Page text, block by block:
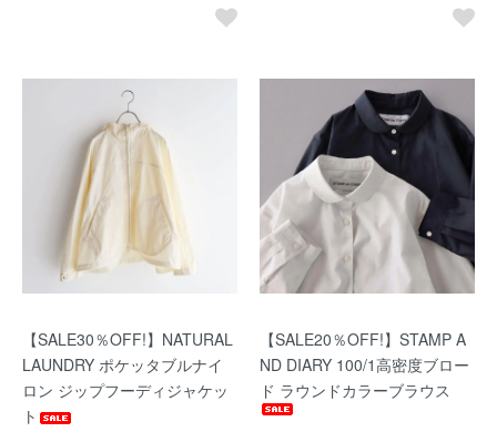
【SALE30％OFF!】NATURAL
LAUNDRY ポケッタブルナイ
ロン ジップフーディジャケッ
ト
【SALE20％OFF!】STAMP A
ND DIARY 100/1高密度ブロー
ド ラウンドカラーブラウス